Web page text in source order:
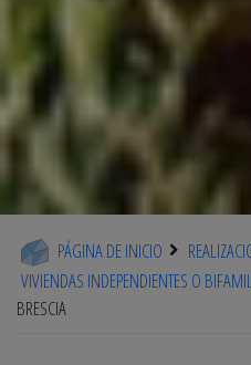
PÁGINA DE INICIO
VIVIENDAS INDEPENDIENTES O
BRESCIA